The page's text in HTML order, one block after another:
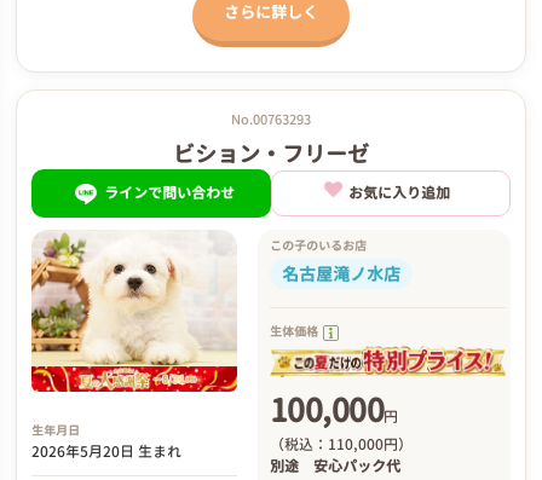
さらに詳しく
No.00763293
ビション・フリーゼ
ラインで問い合わせ お気に入り追加
生年月日
2026年5月20日 生まれ
この子のいるお店
名古屋滝ノ水店
生体価格
100,000円
（税込：110,000円）
別途 安心パック代